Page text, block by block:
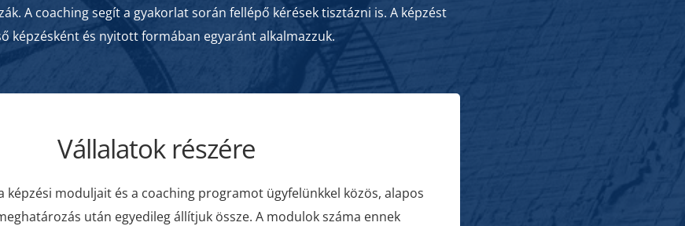
A coaching segít a gyakorlat során fellépő kérések tisztázni is. A képzést
képzésként és nyitott formában egyaránt alkalmazzuk.
Vállalatok részére
képzési moduljait és a coaching programot ügyfelünkkel közös, alapos
után egyedileg állítjuk össze. A modulok száma ennek